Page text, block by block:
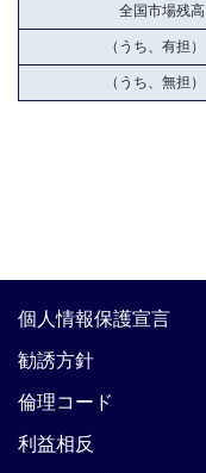
全国市場残高
（うち、有担）
（うち、無担）
個人情報保護宣言
勧誘方針
倫理コード
利益相反